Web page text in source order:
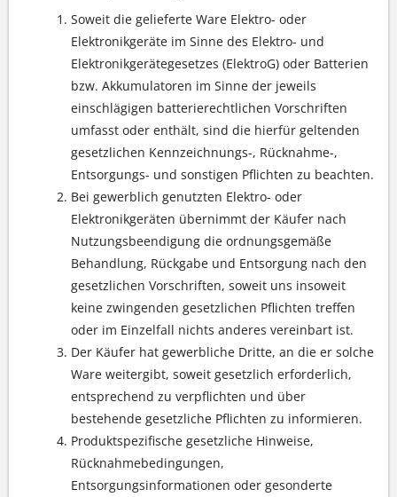
Soweit die gelieferte Ware Elektro- oder
Elektronikgeräte im Sinne des Elektro- und
Elektronikgerätegesetzes (ElektroG) oder Batterien
bzw. Akkumulatoren im Sinne der jeweils
einschlägigen batterierechtlichen Vorschriften
umfasst oder enthält, sind die hierfür geltenden
gesetzlichen Kennzeichnungs-, Rücknahme-,
Entsorgungs- und sonstigen Pflichten zu beachten.
Bei gewerblich genutzten Elektro- oder
Elektronikgeräten übernimmt der Käufer nach
Nutzungsbeendigung die ordnungsgemäße
Behandlung, Rückgabe und Entsorgung nach den
gesetzlichen Vorschriften, soweit uns insoweit
keine zwingenden gesetzlichen Pflichten treffen
oder im Einzelfall nichts anderes vereinbart ist.
Der Käufer hat gewerbliche Dritte, an die er solche
Ware weitergibt, soweit gesetzlich erforderlich,
entsprechend zu verpflichten und über
bestehende gesetzliche Pflichten zu informieren.
Produktspezifische gesetzliche Hinweise,
Rücknahmebedingungen,
Entsorgungsinformationen oder gesonderte